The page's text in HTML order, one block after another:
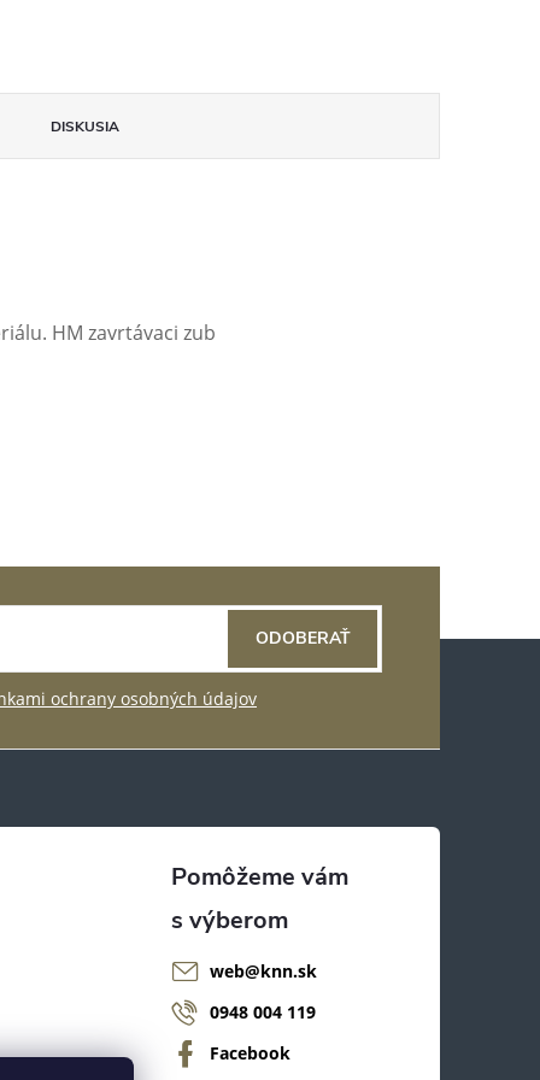
DISKUSIA
HM zavrtávaci zub
ochrany osobných údajov
ODOBERAŤ
web@knn.sk
0948 004 119
Facebook